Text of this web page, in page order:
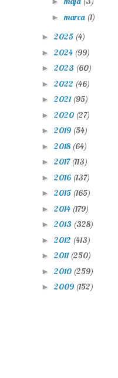
► marca (1)
► 2025 (4)
► 2024 (99)
► 2023 (60)
► 2022 (46)
► 2021 (95)
► 2020 (27)
► 2019 (54)
► 2018 (64)
► 2017(113)
► 2016 (137)
► 2015 (165)
► 2014 (179)
► 2013 (328)
► 2012 (413)
► 2011 (250)
► 2010 (259)
► 2009 (152)